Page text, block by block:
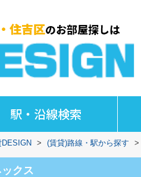
駅・沿線検索
> (賃貸)路線・駅から探す >
クス